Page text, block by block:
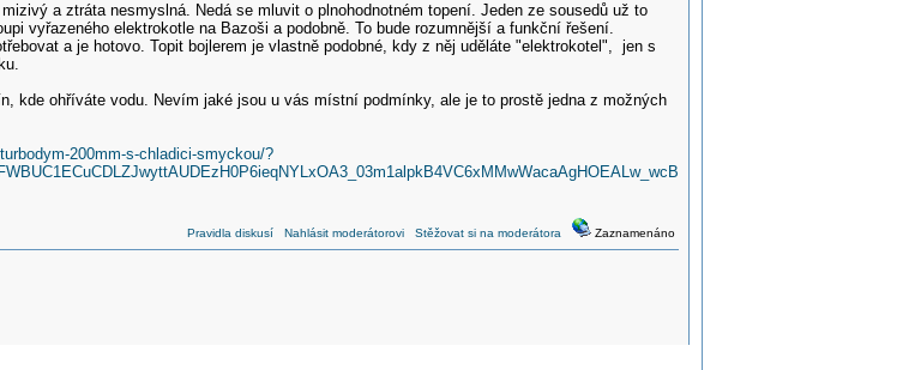
a ztráta nesmyslná. Nedá se mluvit o plnohodnotném topení. Jeden ze sousedů už to
vyřazeného elektrokotle na Bazoši a podobně. To bude rozumnější a funkční řešení.
a je hotovo. Topit bojlerem je vlastně podobné, kdy z něj uděláte "elektrokotel", jen s
kde ohříváte vodu. Nevím jaké jsou u vás místní podmínky, ale je to prostě jedna z možných
200mm-s-chladici-smyckou/?
Pravidla diskusí Nahlásit moderátorovi Stěžovat si na moderátora Zaznamenáno